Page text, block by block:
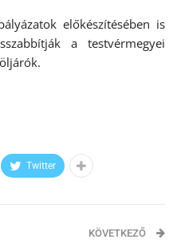
előkészítésében is
a testvérmegyei
Twitter
KÖVETKEZŐ